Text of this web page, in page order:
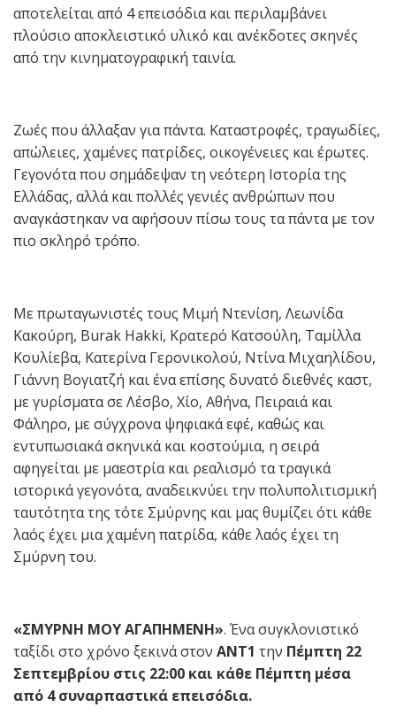
αποτελείται από 4 επεισόδια και περιλαμβάνει
πλούσιο αποκλειστικό υλικό και ανέκδοτες σκηνές
από την κινηματογραφική ταινία.
Ζωές που άλλαξαν για πάντα. Καταστροφές, τραγωδίες,
απώλειες, χαμένες πατρίδες, οικογένειες και έρωτες.
Γεγονότα που σημάδεψαν τη νεότερη Ιστορία της
Ελλάδας, αλλά και πολλές γενιές ανθρώπων που
αναγκάστηκαν να αφήσουν πίσω τους τα πάντα με τον
πιο σκληρό τρόπο.
Με πρωταγωνιστές τους Μιμή Ντενίση, Λεωνίδα
Κακούρη, Burak Hakki, Κρατερό Κατσούλη, Ταμίλλα
Κουλίεβα, Κατερίνα Γερονικολού, Ντίνα Μιχαηλίδου,
Γιάννη Βογιατζή και ένα επίσης δυνατό διεθνές καστ,
με γυρίσματα σε Λέσβο, Χίο, Αθήνα, Πειραιά και
Φάληρο, με σύγχρονα ψηφιακά εφέ, καθώς και
εντυπωσιακά σκηνικά και κοστούμια, η σειρά
αφηγείται με μαεστρία και ρεαλισμό τα τραγικά
ιστορικά γεγονότα, αναδεικνύει την πολυπολιτισμική
ταυτότητα της τότε Σμύρνης και μας θυμίζει ότι κάθε
λαός έχει μια χαμένη πατρίδα, κάθε λαός έχει τη
Σμύρνη του.
«ΣΜΥΡΝΗ ΜΟΥ ΑΓΑΠΗΜΕΝΗ». Ένα συγκλονιστικό
ταξίδι στο χρόνο ξεκινά στον ΑΝΤ1 την Πέμπτη 22
Σεπτεμβρίου στις 22:00 και κάθε Πέμπτη μέσα
από 4 συναρπαστικά επεισόδια.